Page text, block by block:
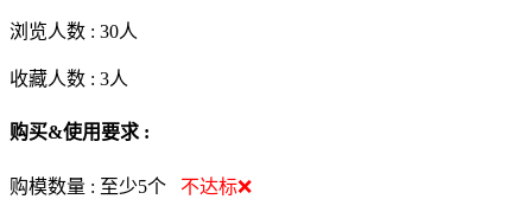
浏览人数 : 30人
收藏人数 : 3人
购买&使用要求 :
购模数量 : 至少5个 不达标❌